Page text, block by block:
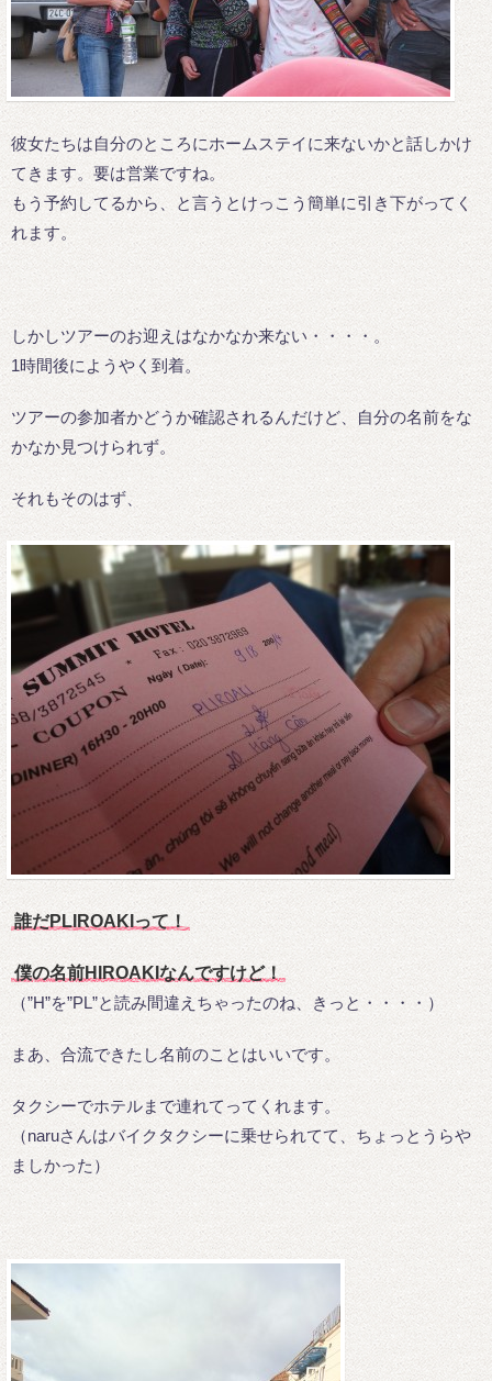
彼女たちは自分のところにホームステイに来ないかと話しかけ
てきます。要は営業ですね。
もう予約してるから、と言うとけっこう簡単に引き下がってく
れます。
しかしツアーのお迎えはなかなか来ない・・・・。
1時間後にようやく到着。
ツアーの参加者かどうか確認されるんだけど、自分の名前をな
かなか見つけられず。
それもそのはず、
誰だPLIROAKIって！
僕の名前HIROAKIなんですけど！
（”H”を”PL”と読み間違えちゃったのね、きっと・・・・）
まあ、合流できたし名前のことはいいです。
タクシーでホテルまで連れてってくれます。
（naruさんはバイクタクシーに乗せられてて、ちょっとうらや
ましかった）